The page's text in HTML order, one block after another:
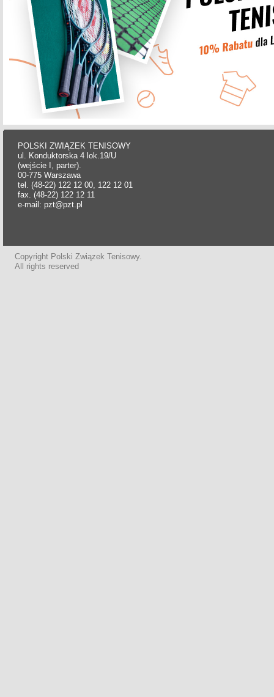
POLSKI ZWIĄZEK TENISOWY
ul. Konduktorska 4 lok.19/U
(wejście I, parter).
00-775 Warszawa
tel. (48-22) 122 12 00, 122 12 01
fax. (48-22) 122 12 11
e-mail: pzt@pzt.pl
Copyright Polski Związek Tenisowy.
All rights reserved